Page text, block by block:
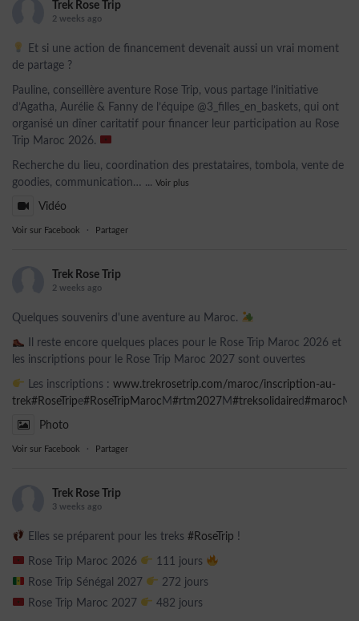
Trek Rose Trip
2 weeks ago
Et si une action de financement devenait aussi un vrai moment
de partage ?
Pauline, conseillère aventure Rose Trip, vous partage l’initiative
d’Agatha, Aurélie & Fanny de l’équipe @3_filles_en_baskets, qui ont
organisé un dîner caritatif pour financer leur participation au Rose
Trip Maroc 2026.
Recherche du lieu, coordination des prestataires, tombola, vente de
goodies, communication… ... Voir plus
Vidéo
Voir sur Facebook · Partager
Trek Rose Trip
2 weeks ago
Quelques souvenirs d'une aventure au Maroc.
Il reste encore quelques places pour le Rose Trip Maroc 2026 et
les inscriptions pour le Rose Trip Maroc 2027 sont ouvertes
Les inscriptions : www.trekrosetrip.com/maroc/inscription-au-
trek#RoseTripe#RoseTripMaroc M#rtm2027 M#treksolidaired#maroc
Photo
Voir sur Facebook · Partager
Trek Rose Trip
3 weeks ago
Elles se préparent pour les treks #RoseTrip !
Rose Trip Maroc 2026
111 jours
Rose Trip Sénégal 2027
272 jours
Rose Trip Maroc 2027
482 jours